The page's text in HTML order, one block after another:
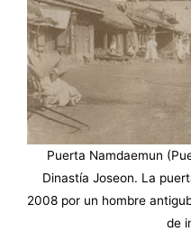
Puerta Namdaemun
Dinastía Joseon. La
2008 por un hombre
de